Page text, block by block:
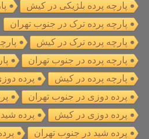
پارچه پرده بلژیکی در کیش
پارچه پرده ترک در جنوب تهران
پارچه پرده ترک در کیش
پارچه پرده در جنوب تهران
پارچه پرده در کیش
پرده
پرده دوزی در جنوب تهران
پرده دوزی در کیش
پرده
پرده شید در جنوب تهران